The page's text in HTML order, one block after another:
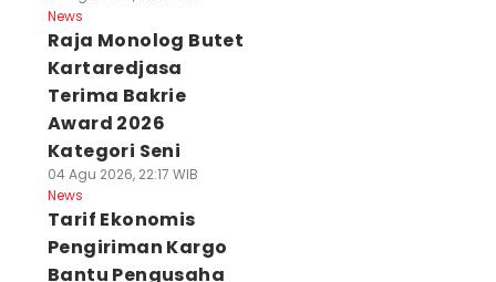
News
Raja Monolog Butet
Kartaredjasa
Terima Bakrie
Award 2026
Kategori Seni
04 Agu 2026, 22:17 WIB
News
Tarif Ekonomis
Pengiriman Kargo
Bantu Pengusaha